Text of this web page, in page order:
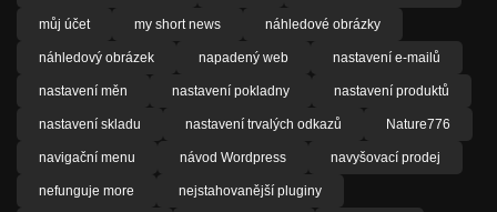
můj účet my short news náhledové obrázky
náhledový obrázek napadený web nastavení e-mailů
nastavení měn nastavení pokladny nastavení produktů
nastavení skladu nastavení trvalých odkazů Nature776
navigační menu návod Wordpress navyšovací prodej
nefunguje more nejstahovanější pluginy